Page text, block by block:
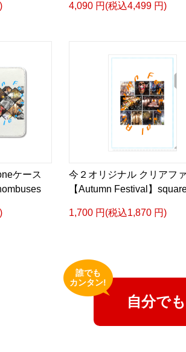
4,090 円(税込4,499 円)
ケース
今２オリジナル クリアフ
【Autumn Festival】
1,700 円(税込1,870 円)
自分で
誰でも
カンタン!